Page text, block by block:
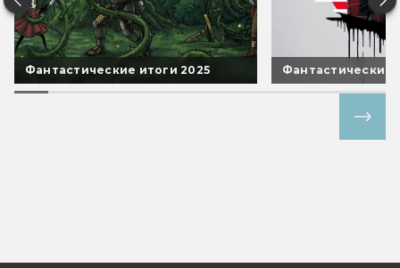
Фантастические итоги 2025 Фантастические